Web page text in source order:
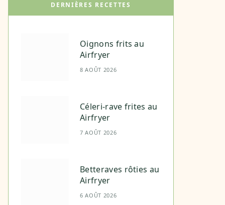
DERNIÈRES RECETTES
Oignons frits au
Airfryer
8 AOÛT 2026
Céleri-rave frites au
Airfryer
7 AOÛT 2026
Betteraves rôties au
Airfryer
6 AOÛT 2026